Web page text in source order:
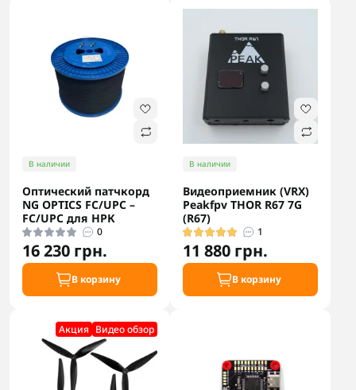
В наличии
Оптический патчкорд
NG OPTICS FC/UPC –
FC/UPC для НРК
0
16 230 грн.
В корзину
В наличии
Видеоприемник (VRX)
Peakfpv THOR R67 7G
(R67)
1
11 880 грн.
В корзину
Акция Видео обзор